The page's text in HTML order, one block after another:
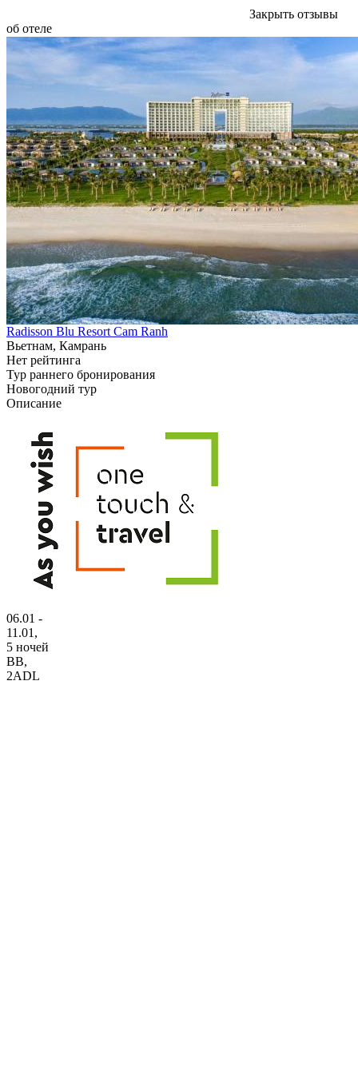
Закрыть отзывы
об отеле
Radisson Blu Resort Cam Ranh
Вьетнам, Камрань
Нет рейтинга
Тур раннего бронирования
Новогодний тур
Описание
06.01 -
11.01,
5 ночей
BB,
2ADL